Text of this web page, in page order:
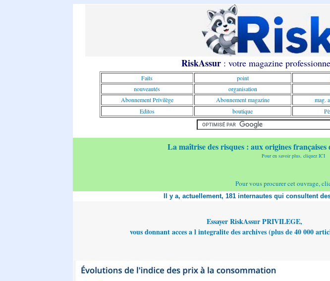
RiskAssur: votre magazine
Faits point
nouveautés
organisation
Abonnement Privilège
Abonnement magazine mag.
Editos boutique
La maîtrise des risques : aux origines
Pour en savoir plus, cliquez ICI
Pour vous procurer cet ouvrage,
Il y a, actuellement, 181 internautes qui consultent
Essayer RiskAssur PRIVILEGE,
vous donnant acces a l integralite des archives (plus de 40 000